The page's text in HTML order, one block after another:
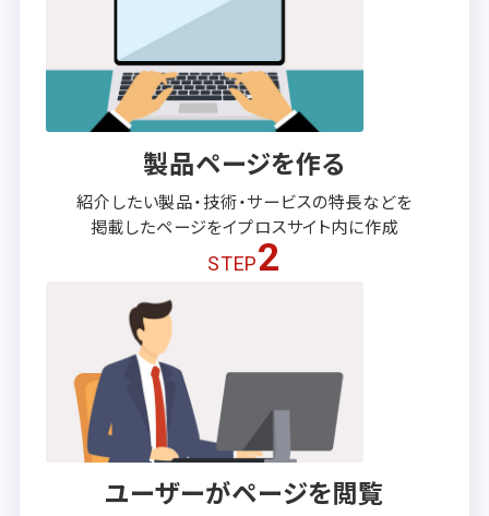
製品ページを作る
紹介したい製品・技術・サービスの特長などを
掲載したページをイプロスサイト内に作成
STEP2
ユーザーがページを閲覧